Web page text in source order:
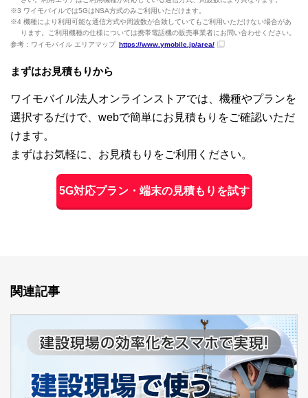
※3 ワイモバイルでは5GはNSA方式のみご利用いただけます。
※4 機種により利用可能な通信方式や周波数が合致していてもご利用いただけない場合があ
ります。ご利用機種の仕様については携帯電話機の販売事業者にお問い合わせください。
参考：ワイモバイル エリアマップ https://www.ymobile.jp/area/
まずはお見積もりから
ワイモバイル法人オンラインストアでは、機種やプランを
選択するだけで、webで簡単にお見積もりをご確認いただ
けます。
まずはお気軽に、お見積もりをご利用ください。
5G対応プラン・端末の見積もりを試す
関連記事